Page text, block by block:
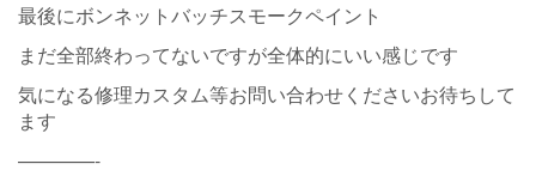
最後にボンネットバッチスモークペイント
まだ全部終わってないですが全体的にいい感じです
気になる修理カスタム等お問い合わせくださいお待ちして
ます
————-